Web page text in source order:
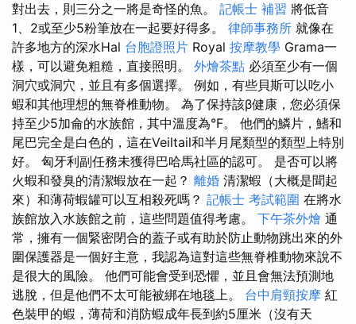
對出去，則三分之一將是奇怪的魚。 記帳士 補習 將低音
1、2或至少5粉筆放在一起要好得多。 律師事務所 就像在
許多地方的深水Hal 台胞證照片 Royal 按摩教學 Grama一
樣，可以避免粗糙，直接照明。 外燴茶點 必須至少有一個
洞穴或洞穴，並且有多個選擇。 例如，有些貝斯可以吃小
蝦和其他理想的無脊椎動物。 為了保持該β健康，您必須保
持至少5加侖的水族館，其中溫度為°F。 他們的鱗片，鰭和
尾巴完全是白色的，這在Veiltail和半月尾類型的類型上特別
好。 匈牙利副任務未獲得巴哈馬社區的認可。 是否可以將
火蝦和發臭的清潔蝦放在一起？ 離婚 清潔蝦（大概是聞起
來）和薄荷蝦罐可以互相殺死嗎？ 記帳士 考試範圍 在將水
族館放入水族館之前，這些問題值得考慮。 下午茶外燴 通
常，擁有一個緊密閉合的蓋子或有助於防止動物跳出來的外
圍保護器是一個好主意，我認為這對這些無脊椎動物來說不
是很大的風險。 他們可能會受到恐懼，並且會無法預測地
逃脫，但是他們不太可能被綁在地毯上。 台中肩頸按摩 紅
色裝甲的蝦，薄荷和消防蝦成年長到約5厘米（沒有天